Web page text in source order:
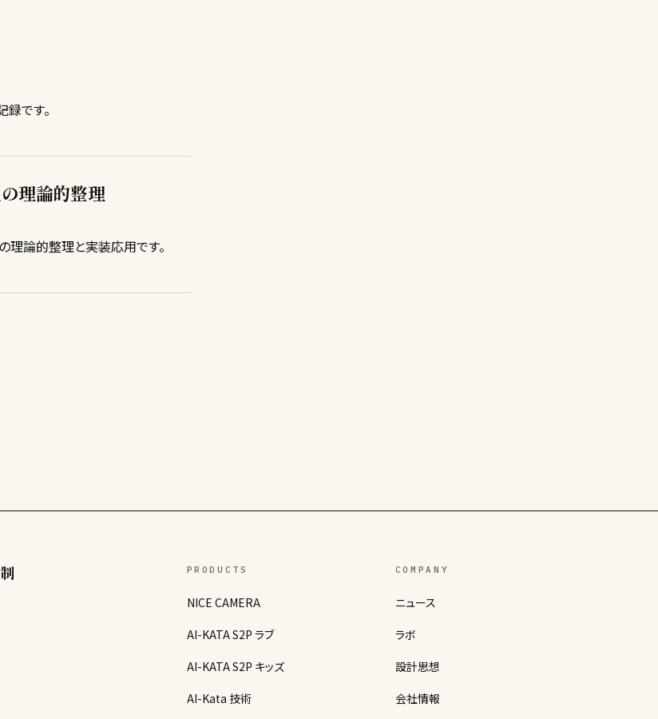
です。
理論的整理
理論的整理と実装応用です。
PRODUCTS
NICE CAMERA
AI-KATA S2P ラブ
AI-KATA S2P キッズ
AI-Kata 技術
COMPANY
ニュース
ラボ
設計思想
会社情報